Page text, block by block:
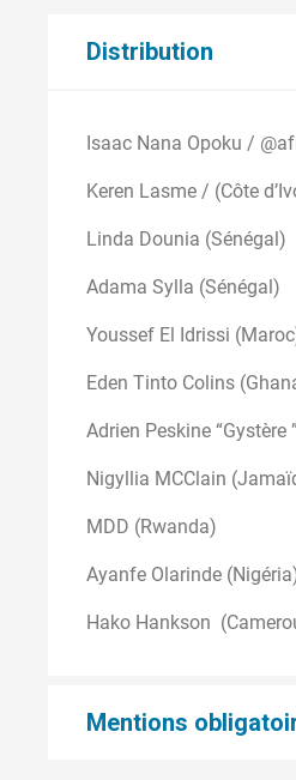
Distribution
Isaac Nana Opoku /
Keren Lasme / (Côte
Linda Dounia (Sénégal)
Adama Sylla (Sénégal)
Youssef El Idrissi
Eden Tinto Colins
Adrien Peskine “Gystère
Nigyllia MCClain
MDD (Rwanda)
Ayanfe Olarinde
Hako Hankson
Mentions